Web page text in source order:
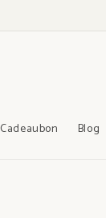
Cadeaubon Blog